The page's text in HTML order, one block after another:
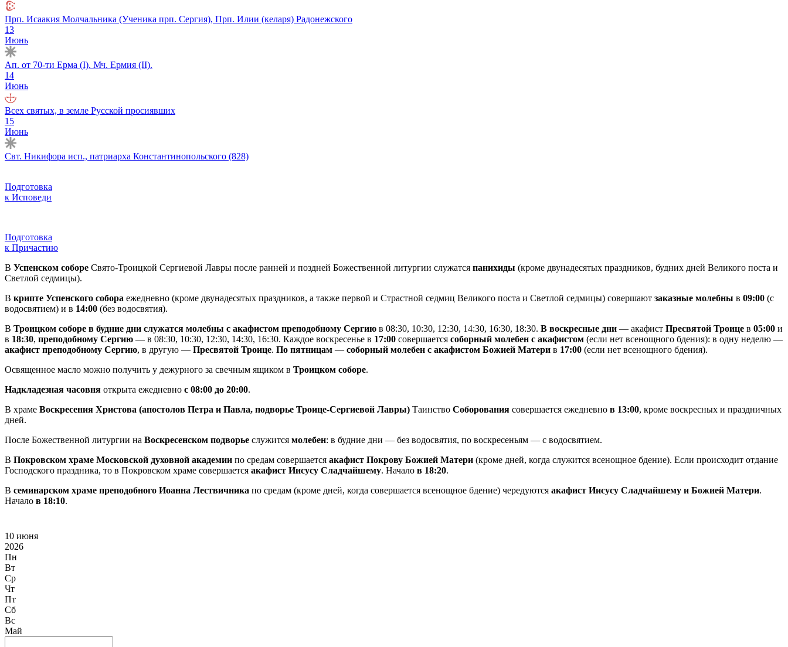
Прп. Исаакия Молчальника (Ученика прп. Сергия), Прп. Илии (келаря) Радонежского
13
Июнь
Ап. от 70-ти Ерма (I). Мч. Ермия (II).
14
Июнь
Всех святых, в земле Русской просиявших
15
Июнь
Свт. Никифора исп., патриарха Константинопольского (828)
Подготовка
к Исповеди
Подготовка
к Причастию
В Успенском соборе Свято-Троицкой Сергиевой Лавры после ранней и поздней Божественной литургии служатся панихиды (кроме двунадесятых праздников, будних дней Великого поста и
Светлой седмицы).
В крипте Успенского собора ежедневно (кроме двунадесятых праздников, а также первой и Страстной седмиц Великого поста и Светлой седмицы) совершают заказные молебны в 09:00 (с
водосвятием) и в 14:00 (без водосвятия).
В Троицком соборе в будние дни служатся молебны с акафистом преподобному Сергию в 08:30, 10:30, 12:30, 14:30, 16:30, 18:30. В воскресные дни — акафист Пресвятой Троице в 05:00 и
в 18:30, преподобному Сергию — в 08:30, 10:30, 12:30, 14:30, 16:30. Каждое воскресенье в 17:00 совершается соборный молебен с акафистом (если нет всенощного бдения): в одну неделю —
акафист преподобному Сергию, в другую — Пресвятой Троице. По пятницам — соборный молебен с акафистом Божией Матери в 17:00 (если нет всенощного бдения).
Освященное масло можно получить у дежурного за свечным ящиком в Троицком соборе.
Надкладезная часовня открыта ежедневно с 08:00 до 20:00.
В храме Воскресения Христова (апостолов Петра и Павла, подворье Троице-Сергиевой Лавры) Таинство Соборования совершается ежедневно в 13:00, кроме воскресных и праздничных
дней.
После Божественной литургии на Воскресенском подворье служится молебен: в будние дни — без водосвятия, по воскресеньям — с водосвятием.
В Покровском храме Московской духовной академии по средам совершается акафист Покрову Божией Матери (кроме дней, когда служится всенощное бдение). Если происходит отдание
Господского праздника, то в Покровском храме совершается акафист Иисусу Сладчайшему. Начало в 18:20.
В семинарском храме преподобного Иоанна Лествичника по средам (кроме дней, когда совершается всенощное бдение) чередуются акафист Иисусу Сладчайшему и Божией Матери.
Начало в 18:10.
10 июня
2026
Пн
Вт
Ср
Чт
Пт
Сб
Вс
Май